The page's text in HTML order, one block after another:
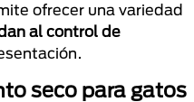
ofrecer una variedad
al control de
seco para gatos